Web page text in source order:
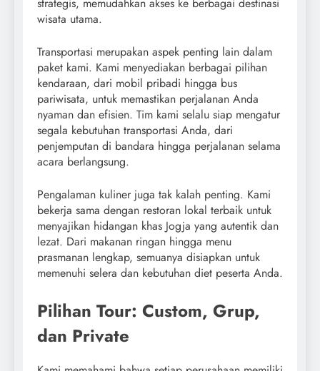
strategis, memudahkan akses ke berbagai destinasi
wisata utama.
Transportasi merupakan aspek penting lain dalam
paket kami. Kami menyediakan berbagai pilihan
kendaraan, dari mobil pribadi hingga bus
pariwisata, untuk memastikan perjalanan Anda
nyaman dan efisien. Tim kami selalu siap mengatur
segala kebutuhan transportasi Anda, dari
penjemputan di bandara hingga perjalanan selama
acara berlangsung.
Pengalaman kuliner juga tak kalah penting. Kami
bekerja sama dengan restoran lokal terbaik untuk
menyajikan hidangan khas Jogja yang autentik dan
lezat. Dari makanan ringan hingga menu
prasmanan lengkap, semuanya disiapkan untuk
memenuhi selera dan kebutuhan diet peserta Anda.
Pilihan Tour: Custom, Grup,
dan Private